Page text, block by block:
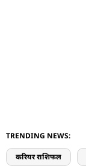
TRENDING NEWS:
करियर राशिफल